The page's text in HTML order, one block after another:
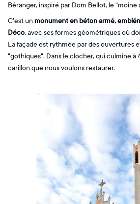
Béranger, inspiré par Dom Bellot, le
C'est un monument en béton armé,
Déco, avec ses formes géométriques où
La façade est rythmée par des ouvertures
"gothiques". Dans le clocher, qui culmine à
carillon que nous voulons restaurer.